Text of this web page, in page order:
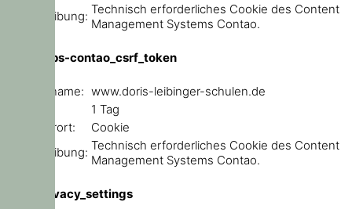
Beschreibung: Technisch erforderliches Cookie des Content
Management Systems Contao.
csrf_https-contao_csrf_token
Domainname: www.doris-leibinger-schulen.de
1 Tag
Speicherort:
Cookie
Beschreibung: Technisch erforderliches Cookie des Content
Management Systems Contao.
user_privacy_settings